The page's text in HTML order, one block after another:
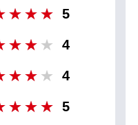
5
4
4
5